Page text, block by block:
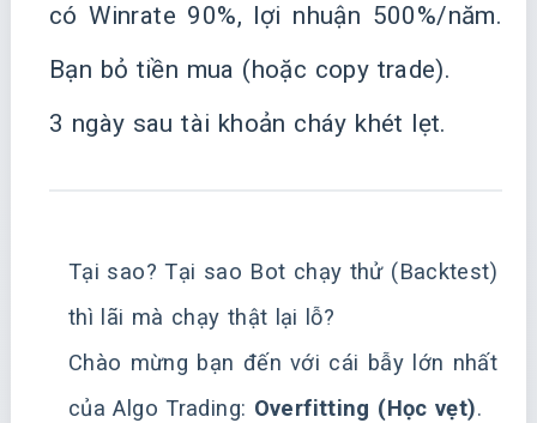
có Winrate 90%, lợi nhuận 500%/năm.
Bạn bỏ tiền mua (hoặc copy trade).
3 ngày sau tài khoản cháy khét lẹt.
Tại sao? Tại sao Bot chạy thử (Backtest)
thì lãi mà chạy thật lại lỗ?
Chào mừng bạn đến với cái bẫy lớn nhất
của Algo Trading: Overfitting (Học vẹt).